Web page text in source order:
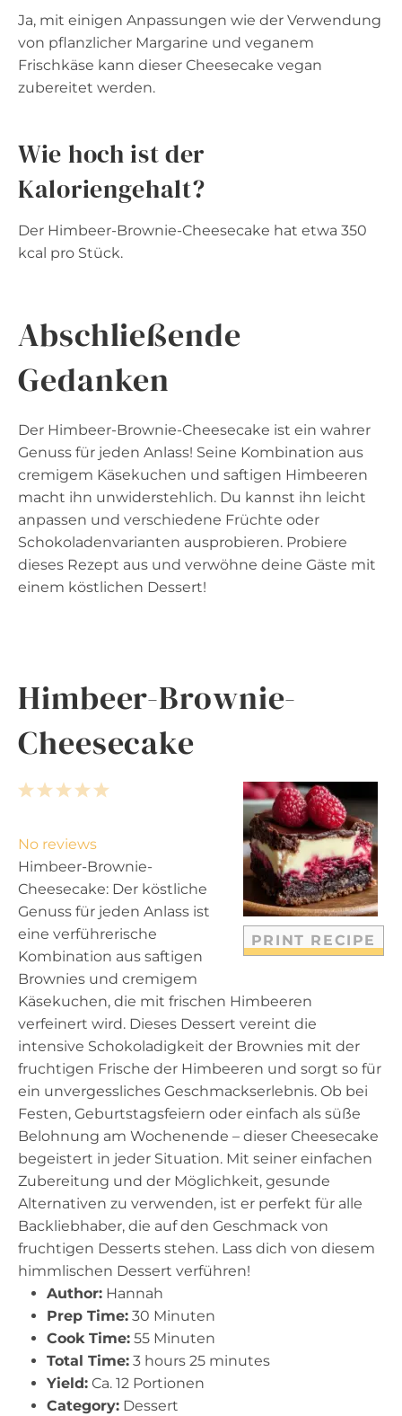
Ja, mit einigen Anpassungen wie der Verwendung
von pflanzlicher Margarine und veganem
Frischkäse kann dieser Cheesecake vegan
zubereitet werden.
Wie hoch ist der
Kaloriengehalt?
Der Himbeer-Brownie-Cheesecake hat etwa 350
kcal pro Stück.
Abschließende
Gedanken
Der Himbeer-Brownie-Cheesecake ist ein wahrer
Genuss für jeden Anlass! Seine Kombination aus
cremigem Käsekuchen und saftigen Himbeeren
macht ihn unwiderstehlich. Du kannst ihn leicht
anpassen und verschiedene Früchte oder
Schokoladenvarianten ausprobieren. Probiere
dieses Rezept aus und verwöhne deine Gäste mit
einem köstlichen Dessert!
Himbeer-Brownie-
Cheesecake
PRINT RECIPE
5
a
r
s
4
t
a
r
s
3
t
a
r
s
2
t
a
r
s
1
t
a
r
No reviews
Himbeer-Brownie-
Cheesecake: Der köstliche
Genuss für jeden Anlass ist
eine verführerische
Kombination aus saftigen
Brownies und cremigem
Käsekuchen, die mit frischen Himbeeren
verfeinert wird. Dieses Dessert vereint die
intensive Schokoladigkeit der Brownies mit der
fruchtigen Frische der Himbeeren und sorgt so für
ein unvergessliches Geschmackserlebnis. Ob bei
Festen, Geburtstagsfeiern oder einfach als süße
Belohnung am Wochenende – dieser Cheesecake
begeistert in jeder Situation. Mit seiner einfachen
Zubereitung und der Möglichkeit, gesunde
Alternativen zu verwenden, ist er perfekt für alle
Backliebhaber, die auf den Geschmack von
fruchtigen Desserts stehen. Lass dich von diesem
himmlischen Dessert verführen!
Author: Hannah
Prep Time: 30 Minuten
Cook Time: 55 Minuten
Total Time: 3 hours 25 minutes
Yield: Ca. 12 Portionen
Category: Dessert